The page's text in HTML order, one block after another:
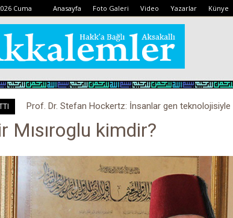
Cuma Anasayfa Foto Galeri Video Yazarlar Künye
Prof. Dr. Stefan Hockertz: İnsanlar gen
kalabilir
Mısıroglu kimdir?